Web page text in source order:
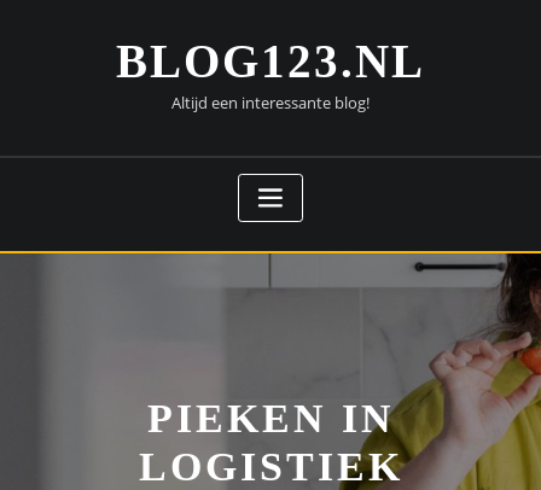
BLOG123.NL
Altijd een interessante blog!
PIEKEN IN
LOGISTIEK